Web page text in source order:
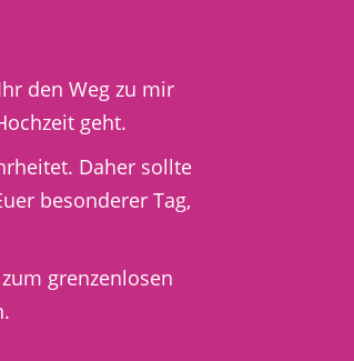
den Weg zu mir
geht.
Daher sollte
besonderer Tag,
grenzenlosen